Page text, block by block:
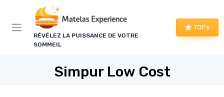
RÉVÉLEZ LA PUISSANCE DE VOTRE
SOMMEIL
TOPs
Simpur Low Cost
Panneau de gestion des cookies